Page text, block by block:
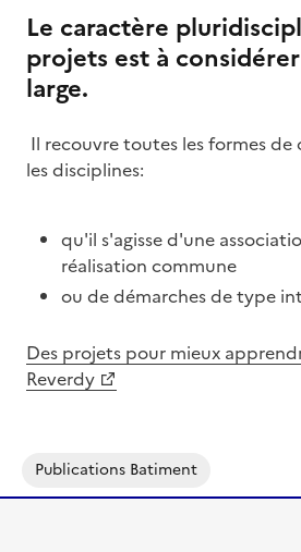
Le caractère
projets est à
large.
Il recouvre toutes les formes
les disciplines:
qu'il s'agisse d'une
réalisation commune
ou de démarches de type
Des projets pour mieux
Reverdy
Publications Batiment